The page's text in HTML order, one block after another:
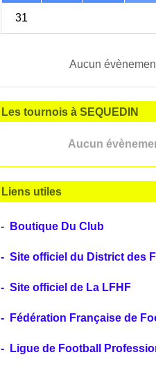
31
Aucun
Les tournois à SEQUEDIN
Aucun
Liens utiles
- Boutique Du Club
- Site officiel du District des
- Site officiel de La LFHF
- Fédération Française de
- Ligue de Football